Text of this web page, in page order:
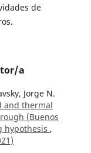
de
a
Jorge N.
and thermal
(Buenos
hypothesis ,